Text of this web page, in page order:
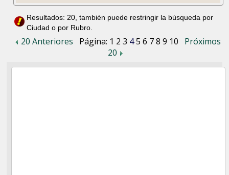
Resultados: 20, también puede restringir la búsqueda por
Ciudad o por Rubro.
20 Anteriores Página: 1 2 3 45 6 78 9 10
Próximos
20